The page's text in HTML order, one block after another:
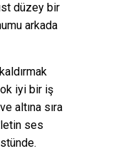
düzey bir
arkada
iyi bir iş
altına sıra
ses